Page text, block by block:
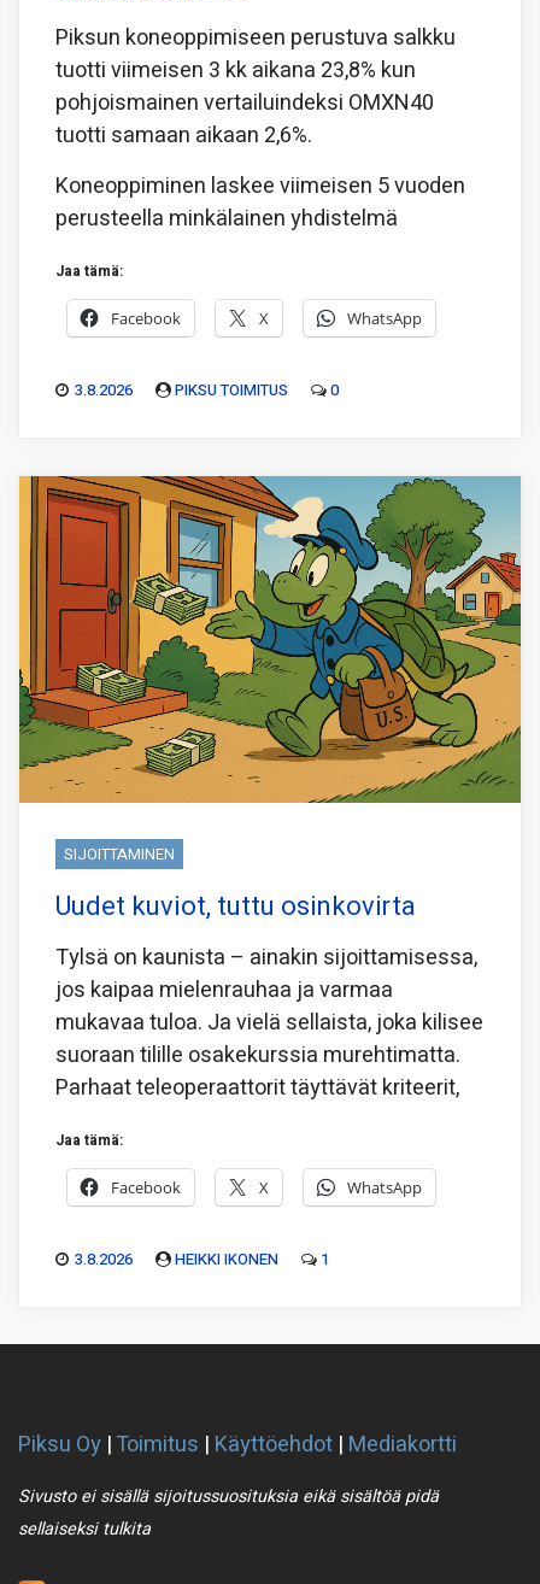
Piksun koneoppimiseen perustuva salkku
tuotti viimeisen 3 kk aikana 23,8% kun
pohjoismainen vertailuindeksi OMXN40
tuotti samaan aikaan 2,6%.
Koneoppiminen laskee viimeisen 5 vuoden
perusteella minkälainen yhdistelmä
Jaa tämä:
Facebook X WhatsApp
3.8.2026 PIKSU TOIMITUS 0
SIJOITTAMINEN
Uudet kuviot, tuttu osinkovirta
Tylsä on kaunista – ainakin sijoittamisessa,
jos kaipaa mielenrauhaa ja varmaa
mukavaa tuloa. Ja vielä sellaista, joka kilisee
suoraan tilille osakekurssia murehtimatta.
Parhaat teleoperaattorit täyttävät kriteerit,
Jaa tämä:
Facebook X WhatsApp
3.8.2026 HEIKKI IKONEN 1
Piksu Oy |Toimitus | Käyttöehdot | Mediakortti
Sivusto ei sisällä sijoitussuosituksia eikä sisältöä pidä
sellaiseksi tulkita